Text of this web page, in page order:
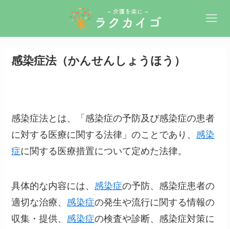
感染症法（かんせんしょうほう）
感染症法とは、「感染症の予防及び感染症の患者
に対する医療に関する法律」のことであり、 感染
症に関する医療措置について定めた法律。
具体的な内容には、 感染症の予防、感染症患者の
適切な治療、 感染症の発生や流行に関する情報の
収集・提供、 感染症の検査や診断、感染症対策に